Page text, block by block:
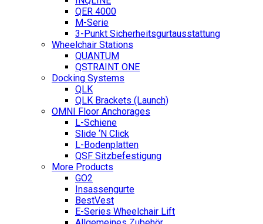
QER 4000
M-Serie
3-Punkt Sicherheitsgurtausstattung
Wheelchair Stations
QUANTUM
QSTRAINT ONE
Docking Systems
QLK
QLK Brackets (Launch)
OMNI Floor Anchorages
L-Schiene
Slide ‘N Click
L-Bodenplatten
QSF Sitzbefestigung
More Products
GO2
Insassengurte
BestVest
E-Series Wheelchair Lift